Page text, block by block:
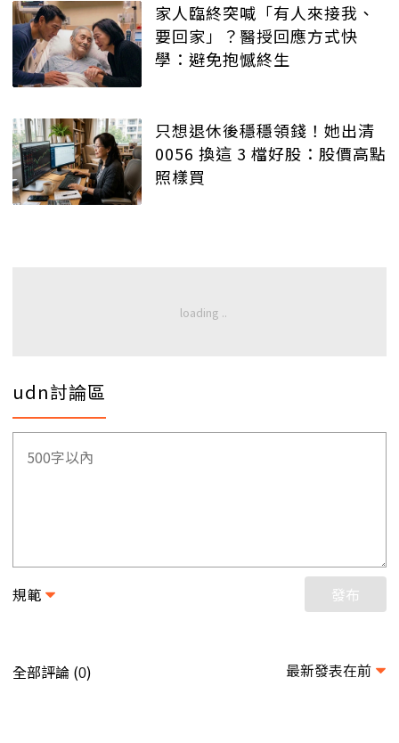
家人臨終突喊「有人來接我、
要回家」？醫授回應方式快
學：避免抱憾終生
只想退休後穩穩領錢！她出清
0056 換這 3 檔好股：股價高點
照樣買
udn討論區
規範 發布
全部評論 (0) 最新發表在前